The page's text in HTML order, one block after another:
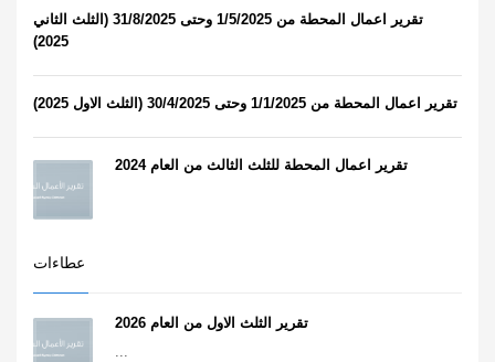
تقرير اعمال المحطة من 1/5/2025 وحتى 31/8/2025 (الثلث الثاني
2025)
تقرير اعمال المحطة من 1/1/2025 وحتى 30/4/2025 (الثلث الاول 2025)
تقرير اعمال المحطة للثلث الثالث من العام 2024
عطاءات
تقرير الثلث الاول من العام 2026
...